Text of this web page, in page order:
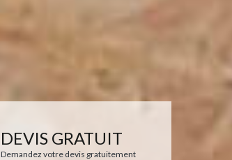
DEVIS GRATUIT
Demandez votre devis gratuitement